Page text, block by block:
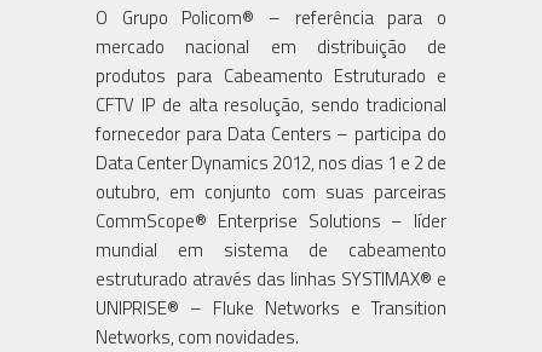
O Grupo Policom® – referência para o
mercado nacional em distribuição de
produtos para Cabeamento Estruturado e
CFTV IP de alta resolução, sendo tradicional
fornecedor para Data Centers – participa do
Data Center Dynamics 2012, nos dias 1 e 2 de
outubro, em conjunto com suas parceiras
CommScope® Enterprise Solutions – líder
mundial em sistema de cabeamento
estruturado através das linhas SYSTIMAX® e
UNIPRISE® – Fluke Networks e Transition
Networks, com novidades.